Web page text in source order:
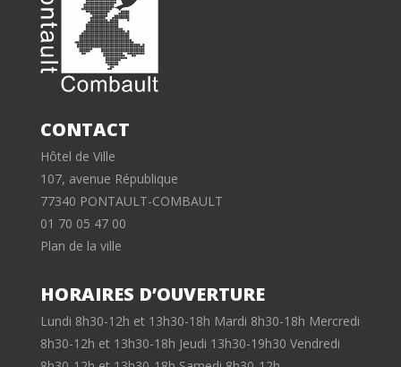
CONTACT
Hôtel de Ville
107, avenue République
77340 PONTAULT-COMBAULT
01 70 05 47 00
Plan de la ville
HORAIRES D’OUVERTURE
Lundi 8h30-12h et 13h30-18h Mardi 8h30-18h Mercredi
8h30-12h et 13h30-18h Jeudi 13h30-19h30 Vendredi